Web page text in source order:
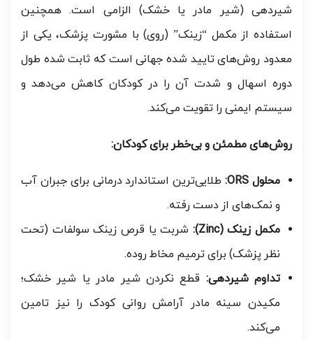
شیردهی (شیر مادر یا خشک) الزامی است. همچنین
استفاده از مکمل “زینک” (روی) با مشورت پزشک، یکی از
معدود روش‌های تایید شده جهانی است که ثابت شده طول
دوره اسهال و شدت آن را در کودکان کاهش می‌دهد و
سیستم ایمنی را تقویت می‌کند.
روش‌های مطمئن و بی‌خطر برای کودکان:
محلول ORS:
طلایی‌ترین استاندارد درمانی برای جبران آب
و نمک‌های از دست رفته.
مکمل زینک (Zinc):
شربت یا قرص زینک سولفات (تحت
نظر پزشک) برای ترمیم مخاط روده.
تداوم شیردهی: قطع نکردن شیر مادر یا شیر خشک؛
مکیدن سینه مادر آرامش روانی کودک را نیز تامین
می‌کند.